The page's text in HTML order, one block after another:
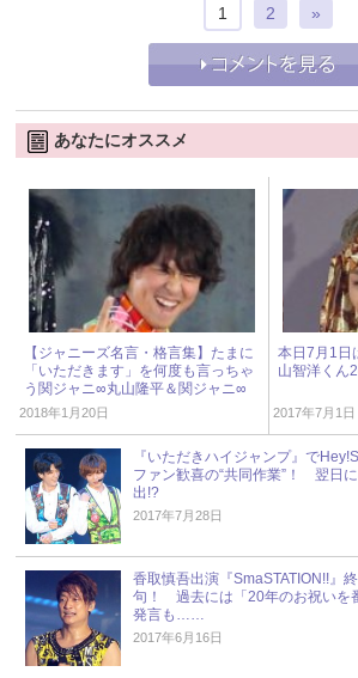
1 2 »
あなたにオススメ
【ジャニーズ名言・格言集】たまに
「いただきます」を何度も言っちゃ
う関ジャニ∞丸山隆平＆関ジャニ∞
安田章大が語るライブ中のコミュニ
ケーション
2018年1月20日
本日7月1日
山智洋くん
2017年7月1日
『いただきハイジャンプ』で
ファン歓喜の“共同作業”！ 翌日
出!?
2017年7月28日
香取慎吾出演『SmaSTATION!!』
句！ 過去には「20年のお祝いを
発言も……
2017年6月16日